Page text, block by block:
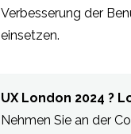
Verbesserung der
einsetzen.
UX London 2024 ?
Nehmen Sie an der